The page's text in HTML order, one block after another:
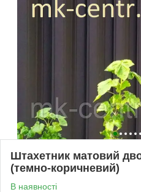
Штахетник матовий
(темно-коричневий)
В наявності